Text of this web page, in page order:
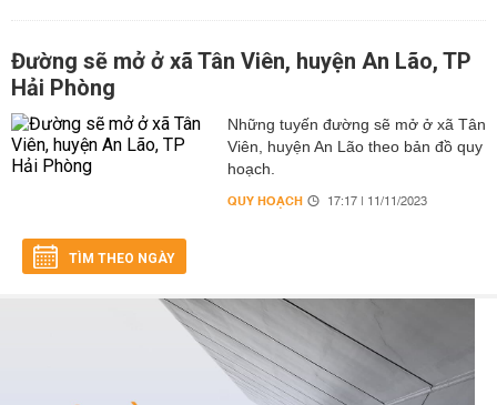
Đường sẽ mở ở xã Tân Viên, huyện An Lão, TP
Hải Phòng
Những tuyến đường sẽ mở ở xã Tân
Viên, huyện An Lão theo bản đồ quy
hoạch.
QUY HOẠCH 17:17 | 11/11/2023
TÌM THEO NGÀY